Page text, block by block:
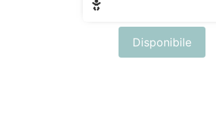
Disponibile